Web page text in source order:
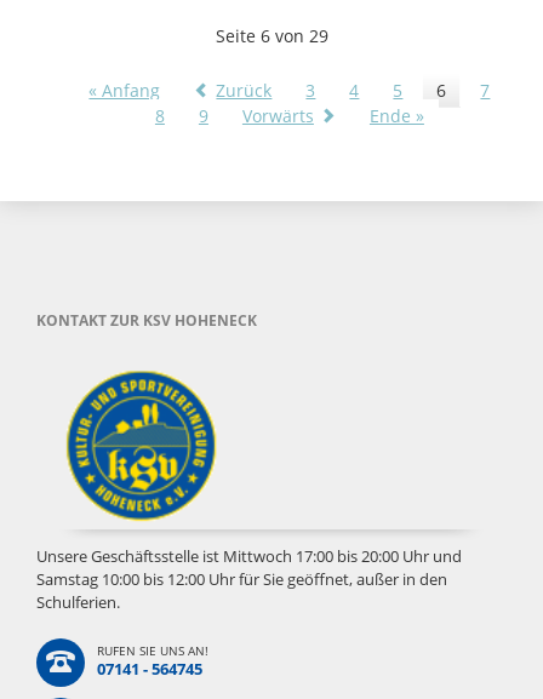
2025
Seite 6 von 29
« Anfang Zurück 3 4 5 6
7
8
9 Vorwärts Ende »
KONTAKT ZUR KSV HOHENECK
Unsere Geschäftsstelle ist Mittwoch 17:00 bis 20:00 Uhr und
Samstag 10:00 bis 12:00 Uhr für Sie geöffnet, außer in den
Schulferien.
RUFEN SIE UNS AN!
07141 - 564745